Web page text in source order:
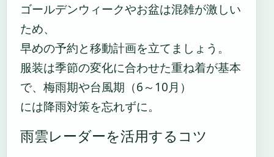
ゴールデンウィークやお盆は混雑が激しい
ため、
早めの予約と移動計画を立てましょう。
服装は季節の変化に合わせた重ね着が基本
で、梅雨期や台風期（6～10月）
には降雨対策を忘れずに。
雨雲レーダーを活用するコツ